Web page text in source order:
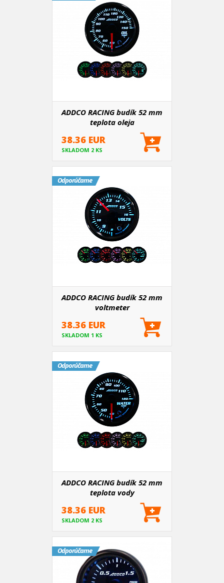
ADDCO RACING budík 52 mm
teplota oleja
38.36 EUR
SKLADOM 2 KS
Odporúčame
ADDCO RACING budík 52 mm
voltmeter
38.36 EUR
SKLADOM 1 KS
Odporúčame
ADDCO RACING budík 52 mm
teplota vody
38.36 EUR
SKLADOM 2 KS
Odporúčame